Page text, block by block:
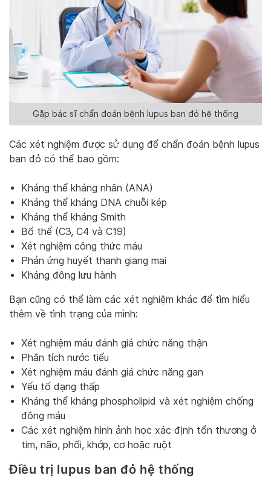
Gặp bác sĩ chẩn đoán bệnh lupus ban đỏ hệ thống
Các xét nghiệm được sử dụng để chẩn đoán bệnh lupus
ban đỏ có thể bao gồm:
Kháng thể kháng nhân (ANA)
Kháng thể kháng DNA chuỗi kép
Kháng thể kháng Smith
Bổ thể (C3, C4 và C19)
Xét nghiệm công thức máu
Phản ứng huyết thanh giang mai
Kháng đông lưu hành
Bạn cũng có thể làm các xét nghiệm khác để tìm hiểu
thêm về tình trạng của mình:
Xét nghiệm máu đánh giá chức năng thận
Phân tích nước tiểu
Xét nghiệm máu đánh giá chức năng gan
Yếu tố dạng thấp
Kháng thể kháng phospholipid và xét nghiệm chống
đông máu
Các xét nghiệm hình ảnh học xác định tổn thương ở
tim, não, phổi, khớp, cơ hoặc ruột
Điều trị lupus ban đỏ hệ thống